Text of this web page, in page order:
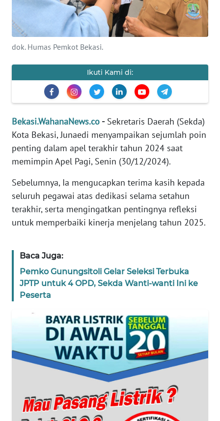
dok. Humas Pemkot Bekasi.
Ikuti Kami di:
Bekasi.WahanaNews.co -Sekretaris Daerah (Sekda)
Kota Bekasi, Junaedi menyampaikan sejumlah poin
penting dalam apel terakhir tahun 2024 saat
memimpin Apel Pagi, Senin (30/12/2024).
Sebelumnya, Ia mengucapkan terima kasih kepada
seluruh pegawai atas dedikasi selama setahun
terakhir, serta mengingatkan pentingnya refleksi
untuk memperbaiki kinerja menjelang tahun 2025.
Baca Juga:
Pemko Gunungsitoli Gelar Seleksi Terbuka
JPTP untuk 4 OPD, Sekda Wanti-wanti Ini ke
Peserta
INFO
IKLAN
MEDIA
SIBER
REDAKSI
KARIR
DISCLAIMER
Regional
WN
SUMUT
WN
WN
JABAR
BANTEN